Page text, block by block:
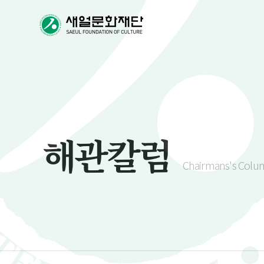
해관칼럼 Chairmans's